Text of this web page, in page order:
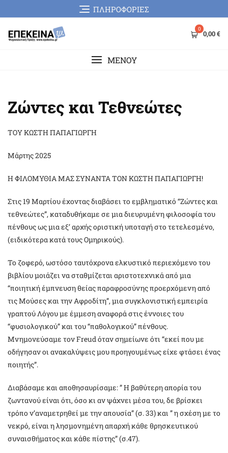
to
ΠΛΗΡΟΦΟΡΙΕΣ
0
0,00 €
MENOY
Ζώντες και Τεθνεώτες
ΤΟΥ ΚΩΣΤΗ ΠΑΠΑΓΙΩΡΓΗ
Μάρτης 2025
Η ΦΙΛΟΜΥΘΙΑ ΜΑΣ ΣΥΝΑΝΤΑ ΤΟΝ ΚΩΣΤΗ ΠΑΠΑΓΙΩΡΓΗ!
Στις 19 Μαρτίου έχοντας διαβάσει το εμβληματικό “Ζώντες και
τεθνεώτες”, καταδυθήκαμε σε μια διευρυμένη φιλοσοφία του
πένθους ως μια εξ’ αρχής οριστική υποταγή στο τετελεσμένο,
(ειδικότερα κατά τους Ομηρικούς).
Το ζοφερό, ωστόσο ταυτόχρονα ελκυστικό περιεχόμενο του
βιβλίου μοιάζει να σταθμίζεται αριστοτεχνικά από μια
“ποιητική έμπνευση θείας παραφροσύνης προερχόμενη από
τις Μούσες και την Αφροδίτη”, μια συγκλονιστική εμπειρία
γραπτού Λόγου με έμμεση αναφορά στις έννοιες του
“φυσιολογικού” και του “παθολογικού” πένθους.
Μνημονεύσαμε τον Freud όταν σημείωνε ότι “εκεί που με
οδήγησαν οι ανακαλύψεις μου προηγουμένως είχε φτάσει ένας
ποιητής”.
Διαβάσαμε και αποθησαυρίσαμε: ” Η βαθύτερη απορία του
ζωντανού είναι ότι, όσο κι αν ψάχνει μέσα του, δε βρίσκει
τρόπο ν’αναμετρηθεί με την απουσία” (σ. 33) και ” η σχέση με το
νεκρό, είναι η λησμονημένη απαρχή κάθε θρησκευτικού
συναισθήματος και κάθε πίστης” (σ.47).